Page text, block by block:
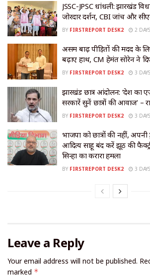
JSSC-JPSC धांधली: झारखंड
जोरदार प्रदर्शन, CBI जांच और
BY FIRSTREPORT DESK2 2
असम बाढ़ पीड़ितों की मदद के
बढ़ाए हाथ, CM हेमंत सोरेन ने
BY FIRSTREPORT DESK2 3
झारखंड छात्र आंदोलन: ‘देश का
सरकारें सुनें छात्रों की आवाज’ –
BY FIRSTREPORT DESK2 3
भाजपा को छात्रों की नहीं, अपनी
आदित्य साहू बंद करें झूठ की
सिन्हा का करारा हमला
BY FIRSTREPORT DESK2 3
Leave a Reply
Your email address will not be published.
marked *